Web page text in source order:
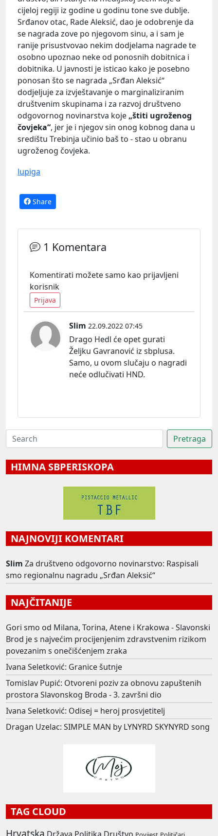
cijeloj regiji iz godine u godinu tone sve dublje.
Srđanov otac, Rade Aleksić, dao je odobrenje da
se nagrada zove po njegovom sinu, a i sam je
ranije prisustvovao nekim dodjelama nagrade te
osobno upoznao neke od ponosnih dobitnica i
dobitnika. U javnosti je isticao kako je posebno
ponosan što se nagrada „Srđan Aleksić“
dodjeljuje za izvještavanje o marginaliziranim
društvenim skupinama i za razvoj društveno
odgovornog novinarstva koje „štiti ugroženog
čovjeka“, jer je i njegov sin onog kobnog dana u
središtu Trebinja učinio baš to - stao u obranu
ugroženog čovjeka.
lupiga
Share
1 Komentara
Komentirati možete samo kao prijavljeni
korisnik
Prijava
Slim 22.09.2022 07:45
Drago Hedl će opet gurati
Željku Gavranović iz sbplusa.
Samo, u ovom slučaju o nagradi
neće odlučivati HND.
HIMNA SBPERISKOPA
NAJNOVIJI KOMENTARI
Slim Za društveno odgovorno novinarstvo: Raspisali
smo regionalnu nagradu „Srđan Aleksić“
NAJČITANIJE
Gori smo od Milana, Torina, Atene i Krakowa - Slavonski
Brod je s najvećim procijenjenim zdravstvenim rizikom
povezanim s onečišćenjem zraka
Ivana Seletković: Granice šutnje
Tomislav Pupić: Otvoreni poziv za obnovu zapuštenih
prostora Slavonskog Broda - 3. završni dio
Ivana Seletković: Odisej = heroj prosvjetitelj
Dragan Uzelac: SIMPLE MAN by LYNYRD SKYNYRD song
TAG CLOUD
Hrvatska